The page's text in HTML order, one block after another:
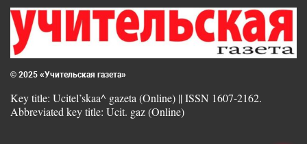
© 2025 «Учительская газета»
Key title: Ucitel’skaa^ gazeta (Online) || ISSN 1607-2162.
Abbreviated key title: Ucit. gaz (Online)